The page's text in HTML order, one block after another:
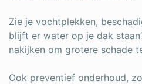
Zie je vochtplekken,
blijft er water op je dak
nakijken om grotere schade
Ook preventief onderhoud,